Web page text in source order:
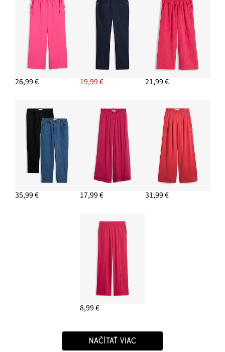
34,99 € -12%
PRIDAŤ DO KOŠÍKA
26,99 € 19,99 € 21,99 €
35,99 € 17,99 € 31,99 €
8,99 €
NAČÍTAŤ VIAC